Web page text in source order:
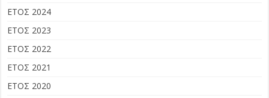
ΕΤΟΣ 2024
ΕΤΟΣ 2023
ΕΤΟΣ 2022
ΕΤΟΣ 2021
ΕΤΟΣ 2020